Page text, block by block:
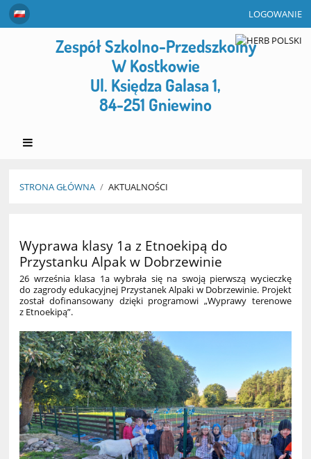
LOGOWANIE
Zespół Szkolno-Przedszkolny
W Kostkowie
Ul. Księdza Galasa 1,
84-251 Gniewino
STRONA GŁÓWNA / AKTUALNOŚCI
Wyprawa klasy 1a z Etnoekipą do
Przystanku Alpak w Dobrzewinie
26 września klasa 1a wybrała się na swoją pierwszą wycieczkę
do zagrody edukacyjnej Przystanek Alpaki w Dobrzewinie. Projekt
został dofinansowany dzięki programowi „Wyprawy terenowe
z Etnoekipą”.